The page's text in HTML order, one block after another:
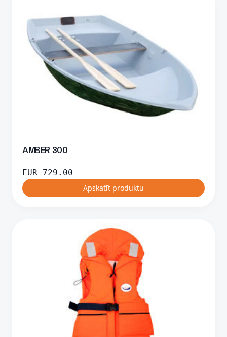
AMBER 300
EUR 729.00
Apskatīt produktu